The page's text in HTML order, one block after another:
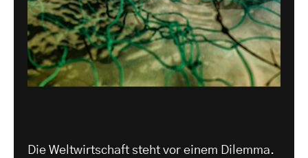
Die Weltwirtschaft steht vor einem Dilemma.